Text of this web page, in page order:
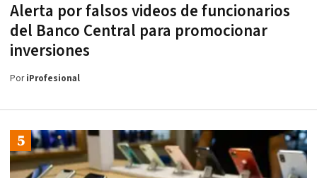
Alerta por falsos videos de funcionarios
del Banco Central para promocionar
inversiones
PoriProfesional